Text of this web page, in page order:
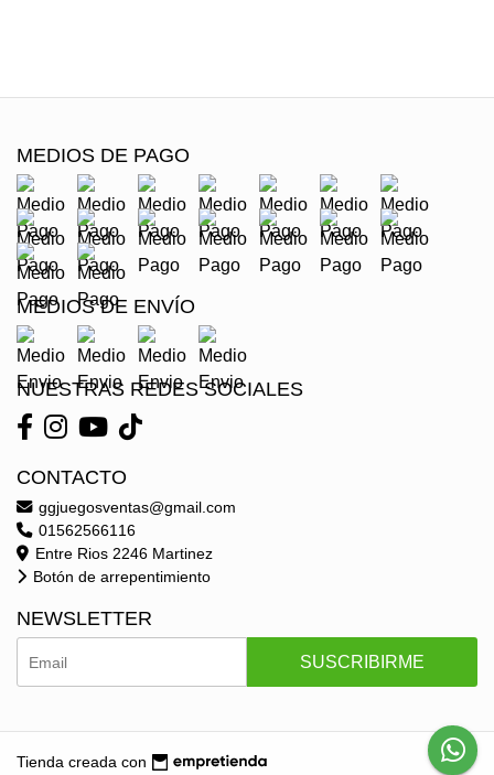
MEDIOS DE PAGO
MEDIOS DE ENVÍO
NUESTRAS REDES SOCIALES
CONTACTO
ggjuegosventas@gmail.com
01562566116
Entre Rios 2246 Martinez
Botón de arrepentimiento
NEWSLETTER
SUSCRIBIRME
Tienda creada con